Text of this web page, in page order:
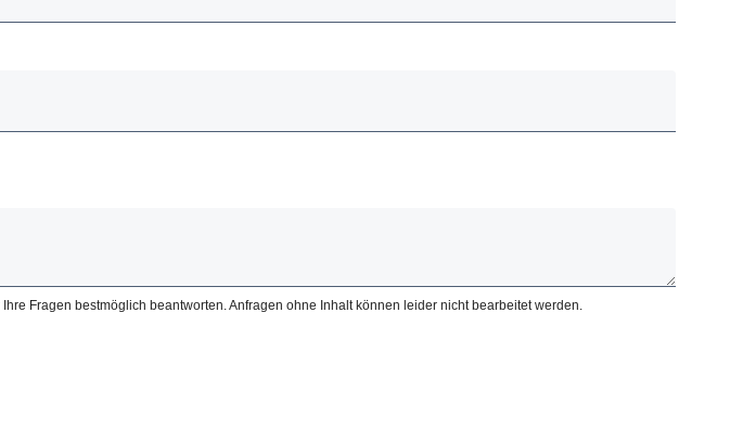
Fragen bestmöglich beantworten. Anfragen ohne Inhalt können leider nicht bearbeitet werden.